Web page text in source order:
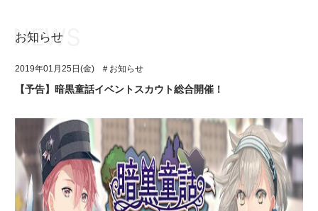
アプリゲーム
イベント・キャンペーン
ミュージック
ユニット&キャラクター
アプリゲーム
イベント・キャンペーン
お知らせ
2019年01月25日(金) ＃お知らせ
【予告】暗黒童話イベントスカウト総合開催！